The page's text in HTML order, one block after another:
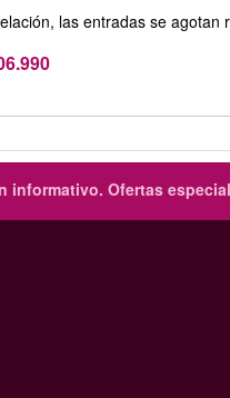
las entradas se agotan
informativo. Ofertas